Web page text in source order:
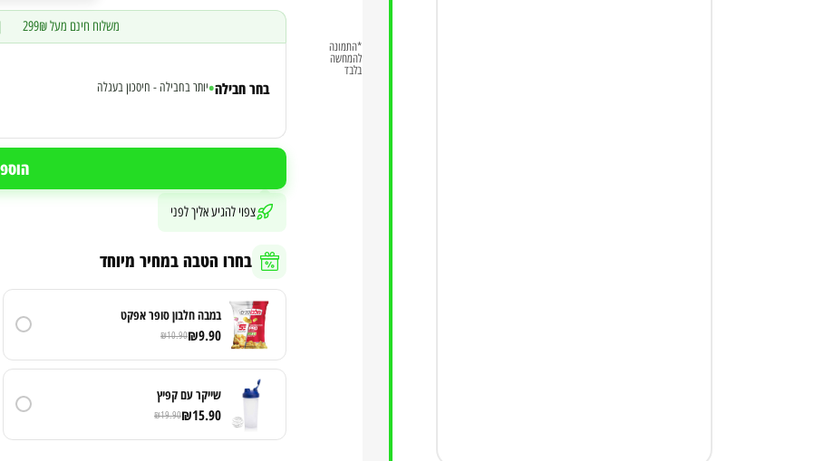
*התמונה
להמחשה
בלבד
משלוח חינם מעל 299₪
בחר חבילה•יותר בחבילה - חיסכון בעגלה
צפוי להגיע אליך לפני
בחרו הטבה במחיר מיוחד
במבה חלבון סופר אפקט
₪9.90
₪10.90
שייקר עם קפיץ
₪15.90
₪19.90